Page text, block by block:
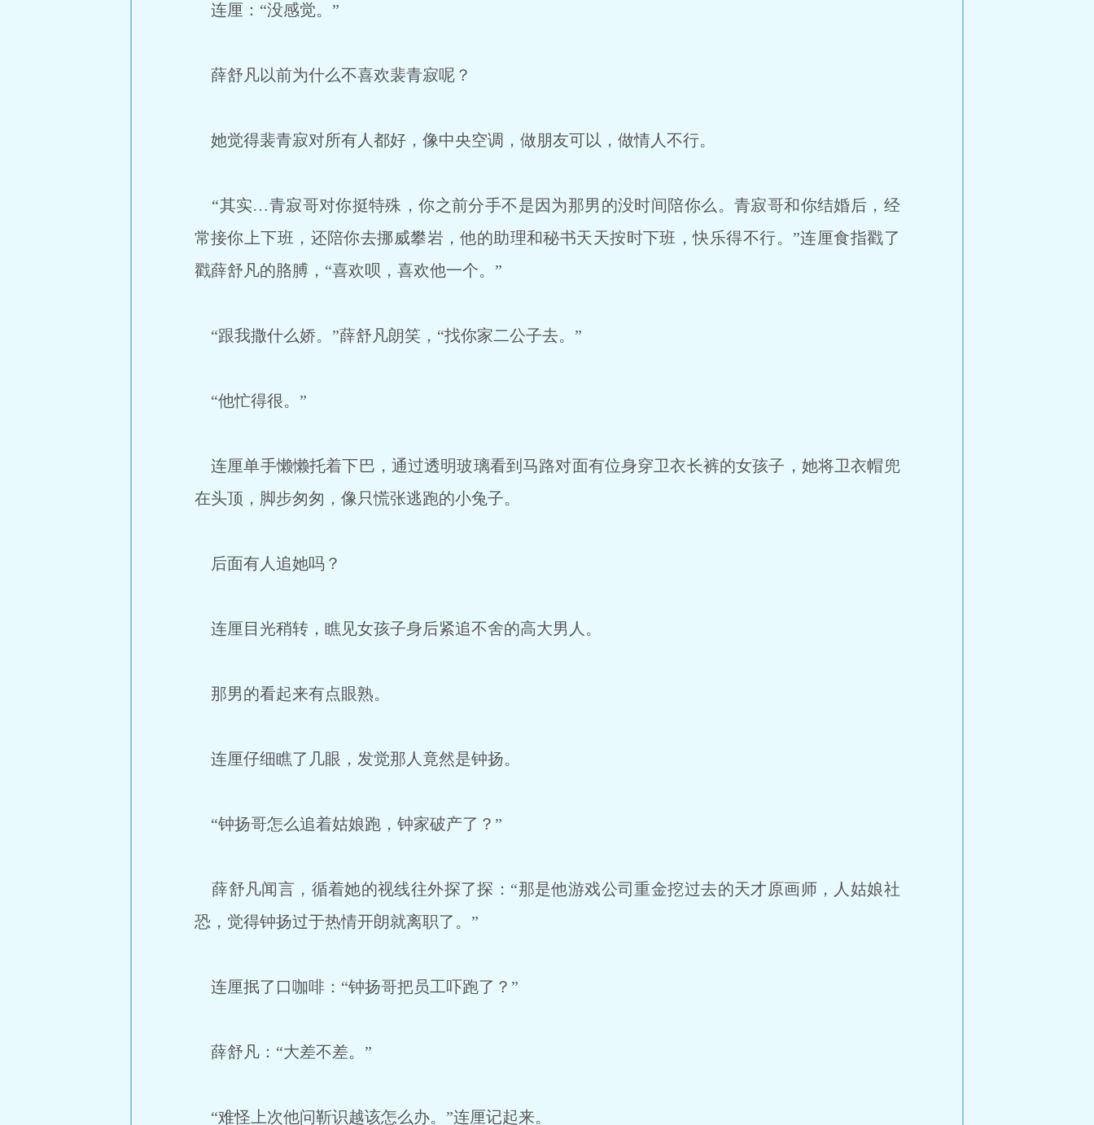
连厘：“没感觉。”
薛舒凡以前为什么不喜欢裴青寂呢？
她觉得裴青寂对所有人都好，像中央空调，做朋友可以，做情人不行。
“其实…青寂哥对你挺特殊，你之前分手不是因为那男的没时间陪你么。青寂哥和你结婚后，经
常接你上下班，还陪你去挪威攀岩，他的助理和秘书天天按时下班，快乐得不行。”连厘食指戳了
戳薛舒凡的胳膊，“喜欢呗，喜欢他一个。”
“跟我撒什么娇。”薛舒凡朗笑，“找你家二公子去。”
“他忙得很。”
连厘单手懒懒托着下巴，通过透明玻璃看到马路对面有位身穿卫衣长裤的女孩子，她将卫衣帽兜
在头顶，脚步匆匆，像只慌张逃跑的小兔子。
后面有人追她吗？
连厘目光稍转，瞧见女孩子身后紧追不舍的高大男人。
那男的看起来有点眼熟。
连厘仔细瞧了几眼，发觉那人竟然是钟扬。
“钟扬哥怎么追着姑娘跑，钟家破产了？”
薛舒凡闻言，循着她的视线往外探了探：“那是他游戏公司重金挖过去的天才原画师，人姑娘社
恐，觉得钟扬过于热情开朗就离职了。”
连厘抿了口咖啡：“钟扬哥把员工吓跑了？”
薛舒凡：“大差不差。”
“难怪上次他问靳识越该怎么办。”连厘记起来。